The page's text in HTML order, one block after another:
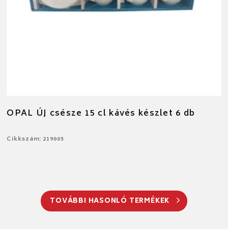
OPAL ÚJ csésze 15 cl kávés készlet 6 db
Cikkszám: 219005
TOVÁBBI HASONLÓ TERMÉKEK